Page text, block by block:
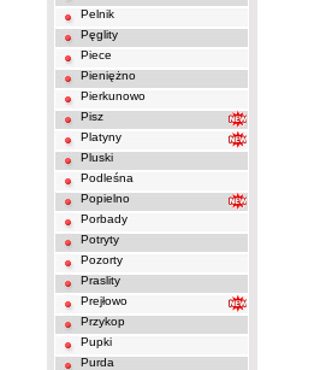
Pelnik
Pęglity
Piece
Pieniężno
Pierkunowo
Pisz
Platyny
Pluski
Podleśna
Popielno
Porbady
Potryty
Pozorty
Praslity
Prejłowo
Przykop
Pupki
Purda